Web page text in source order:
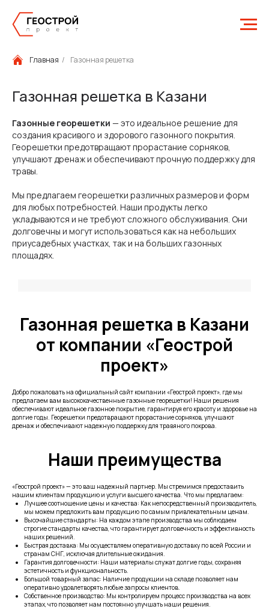
Главная / Газонная решетка
Газонная решетка в Казани
Газонные георешетки — это идеальное решение для
создания красивого и здорового газонного покрытия.
Георешетки предотвращают прорастание сорняков,
улучшают дренаж и обеспечивают прочную поддержку для
травы.
Мы предлагаем георешетки различных размеров и форм
для любых потребностей. Наши продукты легко
укладываются и не требуют сложного обслуживания. Они
долговечны и могут использоваться как на небольших
приусадебных участках, так и на больших газонных
площадях.
Газонная решетка в Казани
от компании «Геострой
проект»
Добро пожаловать на официальный сайт компании «Геострой проект», где мы
предлагаем вам высококачественные газонные георешетки! Наши решения
обеспечивают идеальное газонное покрытие, гарантируя его красоту и здоровье на
долгие годы. Георешетки предотвращают прорастание сорняков, улучшают
дренаж и обеспечивают надежную поддержку для травяного покрова.
Наши преимущества
«Геострой проект» — это ваш надежный партнер. Мы стремимся предоставить
нашим клиентам продукцию и услуги высшего качества. Что мы предлагаем:
Лучшее соотношение цены и качества: Как непосредственный производитель,
мы можем предложить вам продукцию по самым привлекательным ценам.
Высочайшие стандарты: На каждом этапе производства мы соблюдаем
строгие стандарты качества, что гарантирует долговечность и эффективность
наших решений.
Быстрая доставка: Мы осуществляем оперативную доставку по всей России и
странам СНГ, исключая длительные ожидания.
Гарантия долговечности: Наши материалы служат долгие годы, сохраняя
эстетичность и функциональность.
Большой товарный запас: Наличие продукции на складе позволяет нам
оперативно удовлетворять любые запросы клиентов.
Собственное производство: Мы контролируем процесс производства на всех
этапах, что позволяет нам постоянно улучшать наши решения.